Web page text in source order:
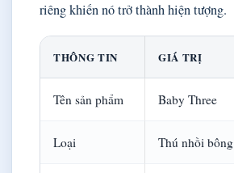
riêng khiến nó trở thành hiện tượng.
THÔNG TIN GIÁ TRỊ
Tên sản phẩm Baby Three
Loại Thú nhồi bông